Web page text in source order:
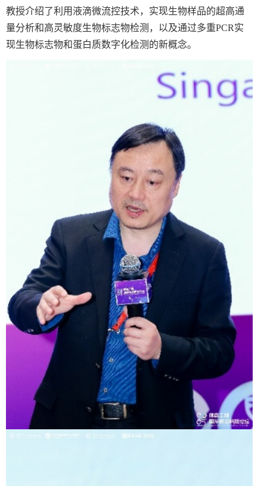
教授介绍了利用液滴微流控技术，实现生物样品的超高通
量分析和高灵敏度生物标志物检测，以及通过多重PCR实
现生物标志物和蛋白质数字化检测的新概念。